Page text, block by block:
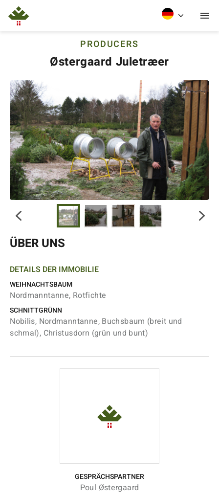
PRODUCERS
Østergaard Juletræer
ÜBER UNS
DETAILS DER IMMOBILIE
WEIHNACHTSBAUM
Nordmanntanne, Rotfichte
SCHNITTGRÜNN
Nobilis, Nordmanntanne, Buchsbaum (breit und
schmal), Christusdorn (grün und bunt)
GESPRÄCHSPARTNER
Poul Østergaard